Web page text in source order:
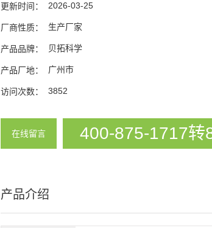
更新时间： 2026-03-25
厂商性质： 生产厂家
产品品牌： 贝拓科学
产品厂地： 广州市
访问次数： 3852
在线留言 400-875-1717转
产品介绍